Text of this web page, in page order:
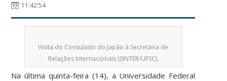
11:42:54
Visita do Consulado do Japão à Secretaria de
Relações Internacionais (SINTER/UFSC).
Na última quinta-feira (14), a Universidade Federal